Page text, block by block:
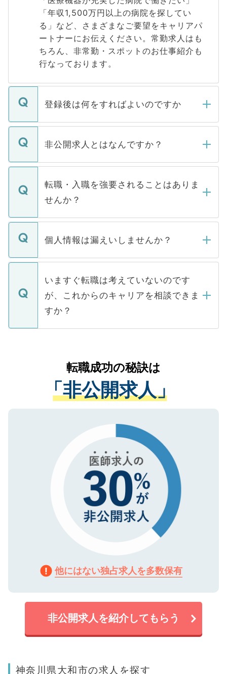
「年収1,500万円以上の病院を探してい
る」など、さまざまなご要望をキャリアパ
ートナーにお伝えください。常勤求人はも
ちろん、非常勤・スポットのお仕事紹介も
行なっております。
登録後は何をすればよいのですか
ご登録いただきましたら、弊社担当者がご
登録内容を確認し、その後メールもしくは
ます。通常、5営業日以内にはご連絡をせて
いただきますので、しばらくお待ちくださ
非公開求人とはなんですか？
マイナビDOCTORで取り扱っている求人の
うち約3割は、Webサイトからご覧いただ
けない「非公開求人」です。非公開求人は
下記の理由によって、一般には公開してい
ません。
■応募殺到を避けるため 人気のある医療機
関を公にしてしまうと、応募が殺到する場
に、医療機関が求める条件に合った人材の
みを人材紹介会社に依頼するケースが増え
ています。
転職・入職を強要されることはありま
せんか？
転職・入職を強要することは一切ありませ
ん。また、仮に応募先から内定をいただい
定を承諾する必要はありません。内定先へ
の辞退の連絡はキャリアパートナーが行い
個人情報は漏えいしませんか？
個人情報が漏えいすることはありませんの
で、ご安心ください。当サイトからの登録
などで収集したご登録者様の個人情報は、
ご本人のキャリアアップおよび転職活動の
支援を目的に使用いたします。お預かりし
ているすべての個人データはご本人の許可
は、個人情報の取り扱いについての厳密な
管理基準を満たした事業者のみに付与され
る、プライバシーマークを取得済みです。
で、機密保持に関してもご安心ください。
いますぐ転職は考えていないのです
が、これからのキャリアを相談できま
すか？
かがいして、現在の医療機関の状況や紹介
経験をまじえながら、適切なアドバイスを
させていただきます。すぐにご転職をされ
ない方には、長期的なサポートが可能です
ので、まずはご登録ください。
転職成功の秘訣は
「非公開求人」
他にはない独占求人を多数保有
非公開求人を紹介してもらう
神奈川県大和市の求人を探す